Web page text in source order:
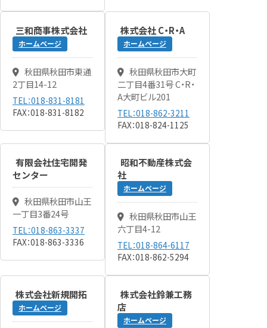
三和商事株式会社
ホームページ
秋田県秋田市東通
2丁目14-12
TEL：018-831-8181
FAX：018-831-8182
株式会社 C・R・A
ホームページ
秋田県秋田市大町
二丁目4番31号 C・R・
A大町ビル201
TEL：018-862-3211
FAX：018-824-1125
有限会社住宅開発
センター
秋田県秋田市山王
一丁目3番24号
TEL：018-863-3337
FAX：018-863-3336
昭和不動産株式会
社
ホームページ
秋田県秋田市山王
六丁目4-12
TEL：018-864-6117
FAX：018-862-5294
株式会社新規開拓
ホームページ
株式会社鈴兼工務
店
ホームページ